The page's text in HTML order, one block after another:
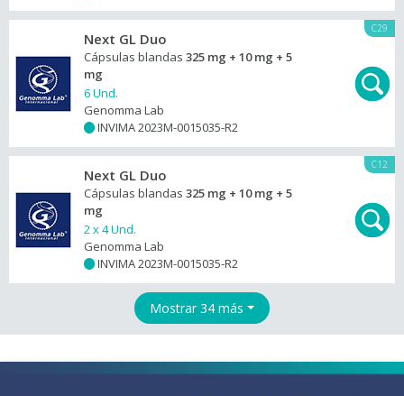
C29
Next GL Duo
Cápsulas blandas 325 mg + 10 mg + 5
mg
6 Und.
Genomma Lab
INVIMA 2023M-0015035-R2
C12
Next GL Duo
Cápsulas blandas 325 mg + 10 mg + 5
mg
2 x 4 Und.
Genomma Lab
INVIMA 2023M-0015035-R2
Mostrar 34 más